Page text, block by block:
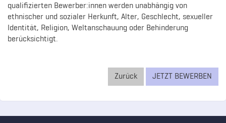
qualifizierten Bewerber:innen werden unabhängig von
ethnischer und sozialer Herkunft, Alter, Geschlecht, sexueller
Identität, Religion, Weltanschauung oder Behinderung
berücksichtigt.
Zurück JETZT BEWERBEN